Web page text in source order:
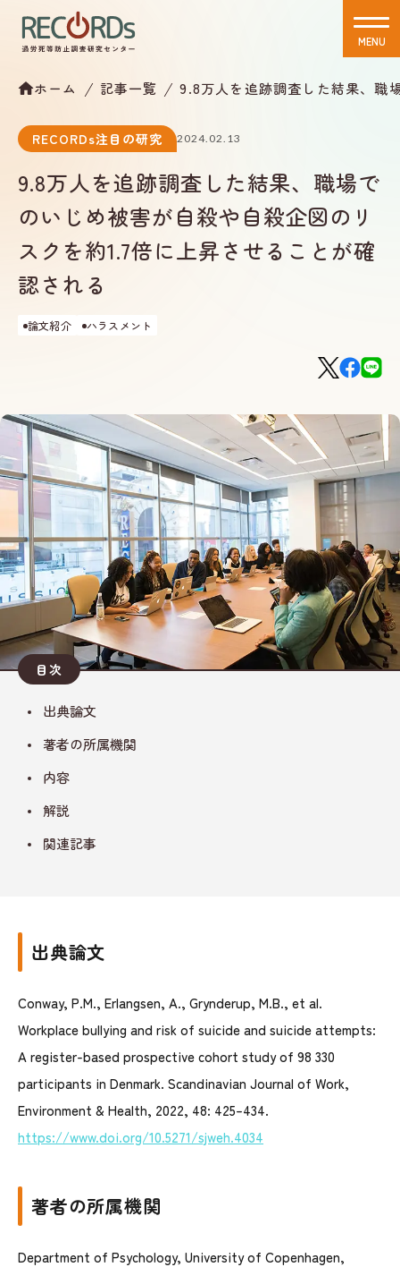
MENU
ホーム 記事一覧 9.8万人を追跡調査した結果、職
RECORDs注目の研究 2024.02.13
9.8万人を追跡調査した結果、職場で
のいじめ被害が自殺や自殺企図のリ
スクを約1.7倍に上昇させることが確
認される
論文紹介 ハラスメント
目次
出典論文
著者の所属機関
内容
解説
関連記事
出典論文
Conway, P.M., Erlangsen, A., Grynderup, M.B., et al.
Workplace bullying and risk of suicide and suicide attempts:
A register-based prospective cohort study of 98 330
participants in Denmark. Scandinavian Journal of Work,
Environment & Health, 2022, 48: 425–434.
https://www.doi.org/10.5271/sjweh.4034
著者の所属機関
Department of Psychology, University of Copenhagen,